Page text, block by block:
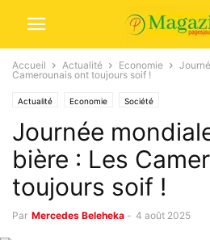
Accueil Actualité Economie
Camerounais ont toujours soif !
Actualité Economie Société
Journée
bière : Les
toujours soif !
Par Mercedes Beleheka - 4 août 2025